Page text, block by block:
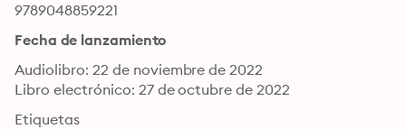
9789048859221
Fecha de lanzamiento
Audiolibro: 22 de noviembre de 2022
Libro electrónico: 27 de octubre de 2022
Etiquetas